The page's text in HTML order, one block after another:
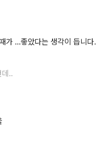
가 ...좋았다는 생각이 듭니다.
데..